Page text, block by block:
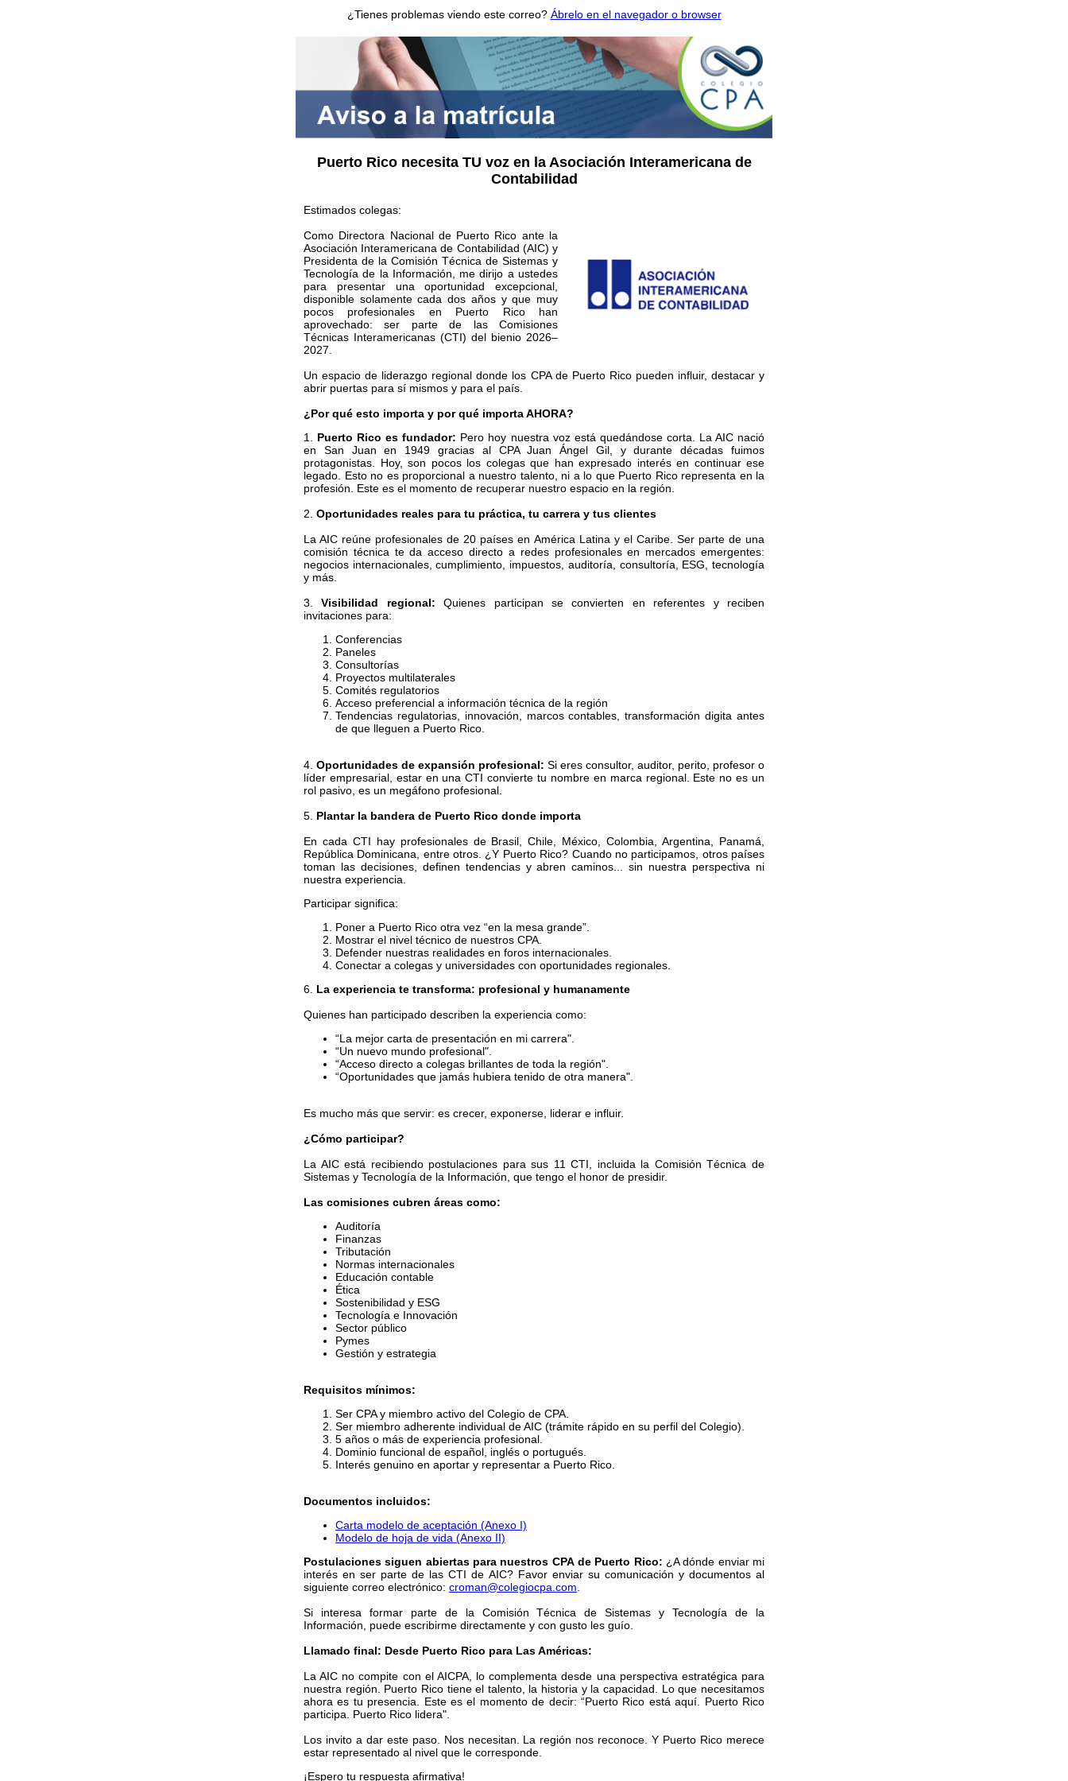
¿Tienes problemas viendo este correo? Ábrelo en el navegador o browser
Puerto Rico necesita TU voz en la Asociación Interamericana de
Contabilidad
Estimados colegas:
Como Directora Nacional de Puerto Rico ante la
Asociación Interamericana de Contabilidad (AIC) y
Presidenta de la Comisión Técnica de Sistemas y
Tecnología de la Información, me dirijo a ustedes
para presentar una oportunidad excepcional,
disponible solamente cada dos años y que muy
pocos profesionales en Puerto Rico han
aprovechado: ser parte de las Comisiones
Técnicas Interamericanas (CTI) del bienio 2026–
2027.
Un espacio de liderazgo regional donde los CPA de Puerto Rico pueden influir, destacar y
abrir puertas para sí mismos y para el país.
¿Por qué esto importa y por qué importa AHORA?
1. Puerto Rico es fundador: Pero hoy nuestra voz está quedándose corta. La AIC nació
en San Juan en 1949 gracias al CPA Juan Ángel Gil, y durante décadas fuimos
protagonistas. Hoy, son pocos los colegas que han expresado interés en continuar ese
legado. Esto no es proporcional a nuestro talento, ni a lo que Puerto Rico representa en la
profesión. Este es el momento de recuperar nuestro espacio en la región.
2. Oportunidades reales para tu práctica, tu carrera y tus clientes
La AIC reúne profesionales de 20 países en América Latina y el Caribe. Ser parte de una
comisión técnica te da acceso directo a redes profesionales en mercados emergentes:
negocios internacionales, cumplimiento, impuestos, auditoría, consultoría, ESG, tecnología
y más.
3.
Visibilidad regional: Quienes participan se convierten en referentes y reciben
invitaciones para:
Conferencias
Paneles
Consultorías
Proyectos multilaterales
Comités regulatorios
Acceso preferencial a información técnica de la región
Tendencias regulatorias, innovación, marcos contables, transformación digita antes
de que lleguen a Puerto Rico.
4. Oportunidades de expansión profesional: Si eres consultor, auditor, perito, profesor o
líder empresarial, estar en una CTI convierte tu nombre en marca regional. Este no es un
rol pasivo, es un megáfono profesional.
5. Plantar la bandera de Puerto Rico donde importa
En cada CTI hay profesionales de Brasil, Chile, México, Colombia, Argentina, Panamá,
República Dominicana, entre otros. ¿Y Puerto Rico? Cuando no participamos, otros países
toman las decisiones, definen tendencias y abren caminos... sin nuestra perspectiva ni
nuestra experiencia.
Participar significa:
Poner a Puerto Rico otra vez “en la mesa grande”.
Mostrar el nivel técnico de nuestros CPA.
Defender nuestras realidades en foros internacionales.
Conectar a colegas y universidades con oportunidades regionales.
6. La experiencia te transforma: profesional y humanamente
Quienes han participado describen la experiencia como:
“La mejor carta de presentación en mi carrera".
“Un nuevo mundo profesional".
“Acceso directo a colegas brillantes de toda la región".
“Oportunidades que jamás hubiera tenido de otra manera".
Es mucho más que servir: es crecer, exponerse, liderar e influir.
¿Cómo participar?
La AIC está recibiendo postulaciones para sus 11 CTI, incluida la Comisión Técnica de
Sistemas y Tecnología de la Información, que tengo el honor de presidir.
Las comisiones cubren áreas como:
Auditoría
Finanzas
Tributación
Normas internacionales
Educación contable
Ética
Sostenibilidad y ESG
Tecnología e Innovación
Sector público
Pymes
Gestión y estrategia
Requisitos mínimos:
Ser CPA y miembro activo del Colegio de CPA.
Ser miembro adherente individual de AIC (trámite rápido en su perfil del Colegio).
5 años o más de experiencia profesional.
Dominio funcional de español, inglés o portugués.
Interés genuino en aportar y representar a Puerto Rico.
Documentos incluidos:
Carta modelo de aceptación (Anexo I)
Modelo de hoja de vida (Anexo II)
Postulaciones siguen abiertas para nuestros CPA de Puerto Rico: ¿A dónde enviar mi
interés en ser parte de las CTI de AIC? Favor enviar su comunicación y documentos al
siguiente correo electrónico: croman@colegiocpa.com
Si interesa formar parte de la Comisión Técnica de Sistemas y Tecnología de la
Información, puede escribirme directamente y con gusto les guío.
Llamado final: Desde Puerto Rico para Las Américas:
La AIC no compite con el AICPA, lo complementa desde una perspectiva estratégica para
nuestra región. Puerto Rico tiene el talento, la historia y la capacidad. Lo que necesitamos
ahora es tu presencia. Este es el momento de decir: “Puerto Rico está aquí. Puerto Rico
participa. Puerto Rico lidera".
Los invito a dar este paso. Nos necesitan. La región nos reconoce. Y Puerto Rico merece
estar representado al nivel que le corresponde.
¡Espero tu respuesta afirmativa!